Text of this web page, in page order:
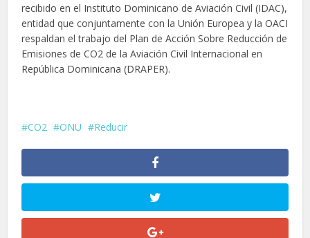
recibido en el Instituto Dominicano de Aviación Civil (IDAC),
entidad que conjuntamente con la Unión Europea y la OACI
respaldan el trabajo del Plan de Acción Sobre Reducción de
Emisiones de CO2 de la Aviación Civil Internacional en
República Dominicana (DRAPER).
CO2 ONU Reducir